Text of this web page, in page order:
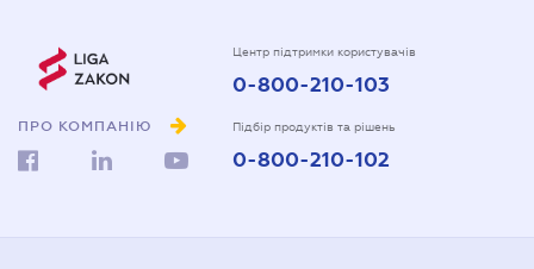
ПРО КОМПАНІЮ
Центр підтримки користувачів
0-800-210-103
Підбір продуктів та рішень
0-800-210-102